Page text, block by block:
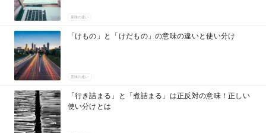
意味の違い
「けもの」と「けだもの」の意味の違いと使い分け
意味の違い
「行き詰まる」と「煮詰まる」は正反対の意味！正しい
使い分けとは